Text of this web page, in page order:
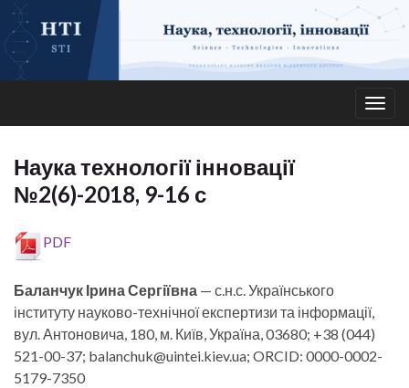
Наука технології інновації
№2(6)-2018, 9-16 с
PDF
Баланчук Ірина Сергіївна — с.н.с. Українського
інституту науково-технічної експертизи та інформації,
вул. Антоновича, 180, м. Київ, Україна, 03680; +38 (044)
521-00-37; balanchuk@uintei.kiev.ua; ORCID: 0000-0002-
5179-7350